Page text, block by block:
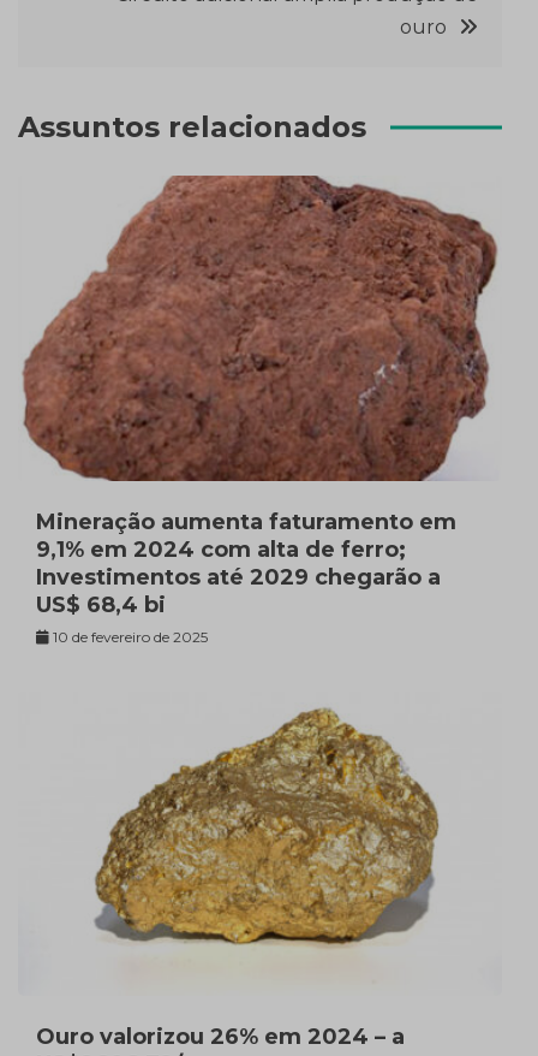
ouro
Assuntos relacionados
Mineração aumenta faturamento em
9,1% em 2024 com alta de ferro;
Investimentos até 2029 chegarão a
US$ 68,4 bi
10 de fevereiro de 2025
Ouro valorizou 26% em 2024 – a